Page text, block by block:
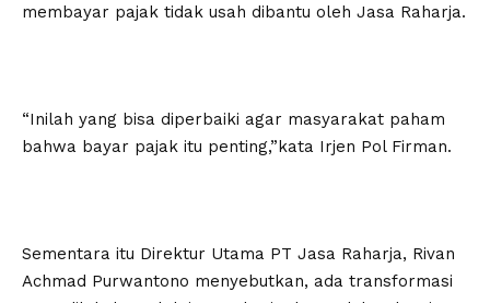
membayar pajak tidak usah dibantu oleh Jasa Raharja.
“Inilah yang bisa diperbaiki agar masyarakat paham
bahwa bayar pajak itu penting,”kata Irjen Pol Firman.
Sementara itu Direktur Utama PT Jasa Raharja, Rivan
Achmad Purwantono menyebutkan, ada transformasi